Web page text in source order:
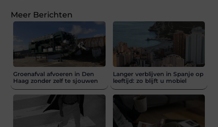
Meer Berichten
Groenafval afvoeren in Den
Haag zonder zelf te sjouwen
Langer verblijven in Spanje op
leeftijd: zo blijft u mobiel